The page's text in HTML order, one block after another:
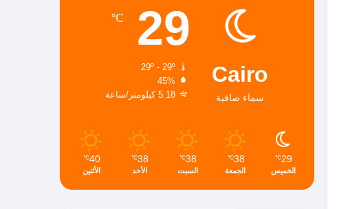
Cairo
سماء صافية
29
℃
45%
5.18 كيلومتر/ساعة
29
℃
الخميس
38
℃
الجمعة
38
℃
السبت
38
℃
الأحد
40
℃
الأثنين